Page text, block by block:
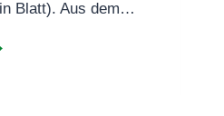
Blatt). Aus dem…